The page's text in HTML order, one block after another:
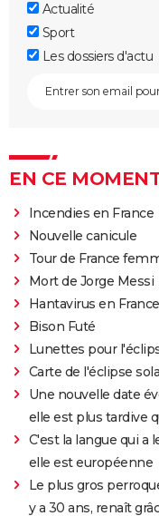
Actualité
Sport
Les dossiers d'actu
EN CE
Incendies en France
Nouvelle canicule
Tour de France
Mort de Jorge Messi
Hantavirus en France
Bison Futé
Lunettes pour
Carte de l'éclipse
Une nouvelle date
elle est plus tardive
C'est la langue qui a
elle est européenne
Le plus gros
y a 30 ans, renaît